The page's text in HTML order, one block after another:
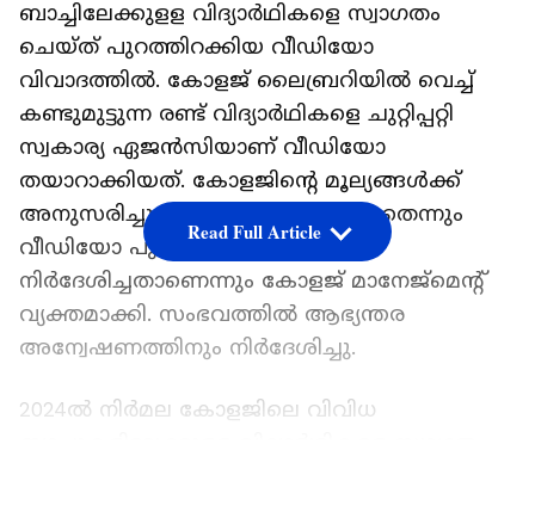
ബാച്ചിലേക്കുളള വിദ്യാർഥികളെ സ്വാഗതം
ചെയ്ത് പുറത്തിറക്കിയ വീഡിയോ
വിവാദത്തിൽ. കോളജ് ലൈബ്രറിയിൽ വെച്ച്
കണ്ടുമുട്ടുന്ന രണ്ട് വിദ്യാർഥികളെ ചുറ്റിപ്പറ്റി
സ്വകാര്യ ഏജൻസിയാണ് വീഡിയോ
തയാറാക്കിയത്. കോളജിന്‍റെ മൂല്യങ്ങൾക്ക്
അനുസരിച്ചുളള വീഡിയോ അല്ല ഇതെന്നും
വീഡിയോ പുറത്ത് വിടരുതെന്ന്
നിർദേശിച്ചതാണെന്നും കോളജ് മാനേജ്മെന്‍റ്
വ്യക്തമാക്കി. സംഭവത്തിൽ ആഭ്യന്തര
അന്വേഷണത്തിനും നിർദേശിച്ചു.
2024ൽ നി‍ർമല കോളജിലെ വിവിധ
Read Full Article